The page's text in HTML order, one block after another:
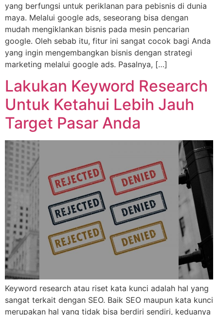
yang berfungsi untuk periklanan para pebisnis di dunia
maya. Melalui google ads, seseorang bisa dengan
mudah mengiklankan bisnis pada mesin pencarian
google. Oleh sebab itu, fitur ini sangat cocok bagi Anda
yang ingin mengembangkan bisnis dengan strategi
marketing melalui google ads. Pasalnya, […]
Lakukan Keyword Research
Untuk Ketahui Lebih Jauh
Target Pasar Anda
Keyword research atau riset kata kunci adalah hal yang
sangat terkait dengan SEO. Baik SEO maupun kata kunci
merupakan hal yang tidak bisa berdiri sendiri, keduanya